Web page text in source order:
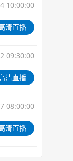
10:00:00
清直播
09:30:00
清直播
08:00:00
清直播